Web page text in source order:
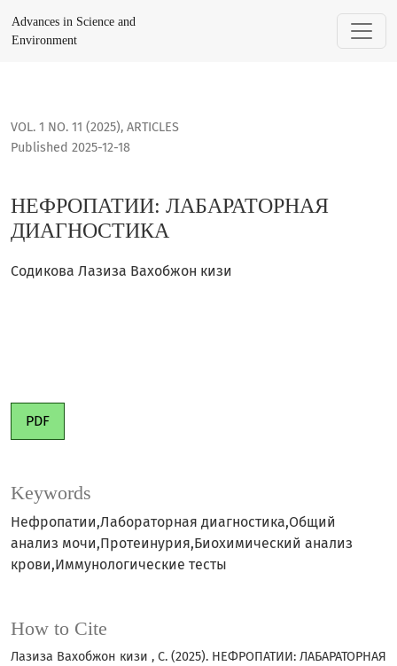
Advances in Science and
Environment
VOL. 1 NO. 11 (2025), ARTICLES
НЕФРОПАТИИ: ЛАБАРАТОРНАЯ
ДИАГНОСТИКА
Published 2025-12-18
Содикова Лазиза Вахобжон кизи
PDF
Keywords
Нефропатии,Лабораторная диагностика,Общий
анализ мочи,Протеинурия,Биохимический анализ
крови,Иммунологические тесты
How to Cite
Лазиза Вахобжон кизи , С. (2025). НЕФРОПАТИИ: ЛАБАРАТОРНАЯ